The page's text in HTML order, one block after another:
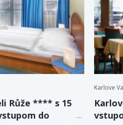
Růže **** s 15
do
Karlove